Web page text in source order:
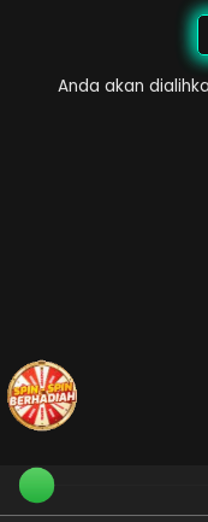
Anda akan